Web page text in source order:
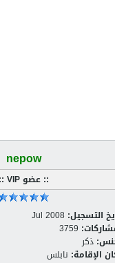
nepow
:: عضو VIP ::
التسجيل: Jul 2008
3759
ذكر
الإقامة: نابلس